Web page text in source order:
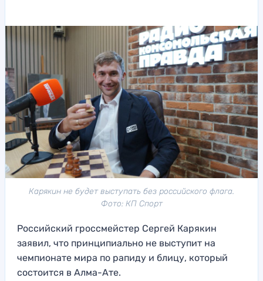
Карякин не будет выступать без российского флага.
Фото: КП Спорт
Российский гроссмейстер Сергей Карякин
заявил, что принципиально не выступит на
чемпионате мира по рапиду и блицу, который
состоится в Алма-Ате.